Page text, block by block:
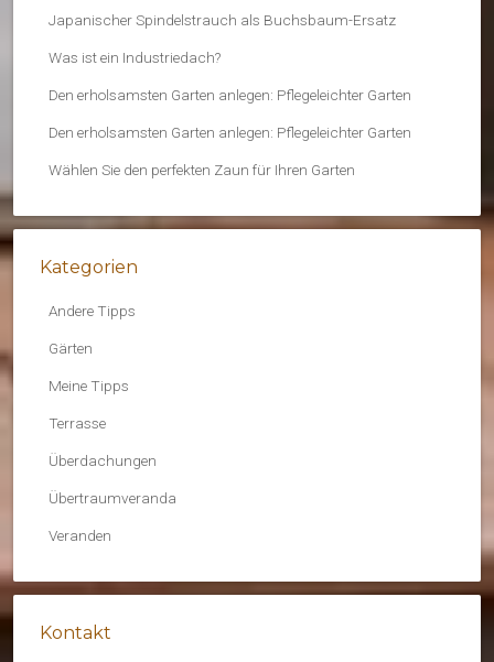
Japanischer Spindelstrauch als Buchsbaum-Ersatz
Was ist ein Industriedach?
Den erholsamsten Garten anlegen: Pflegeleichter Garten
Den erholsamsten Garten anlegen: Pflegeleichter Garten
Wählen Sie den perfekten Zaun für Ihren Garten
Kategorien
Andere Tipps
Gärten
Meine Tipps
Terrasse
Überdachungen
Übertraumveranda
Veranden
Kontakt